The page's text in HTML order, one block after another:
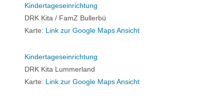
Kindertageseinrichtung
DRK Kita / FamZ Bullerbü
Karte: Link zur Google Maps Ansicht
Kindertageseinrichtung
DRK Kita Lummerland
Karte: Link zur Google Maps Ansicht